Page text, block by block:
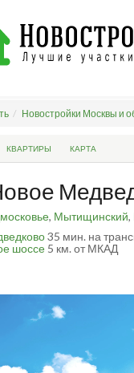
Новостройки Москвы и
КВАРТИРЫ КАРТА
, Мытищинский,
35 мин. на
шоссе 5 км. от МКАД